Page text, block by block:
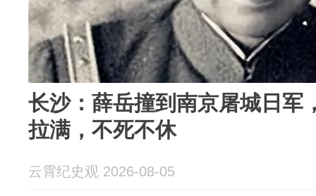
长沙：薛岳撞到南京屠城日军
拉满，不死不休
云霄纪史观 2026-08-05